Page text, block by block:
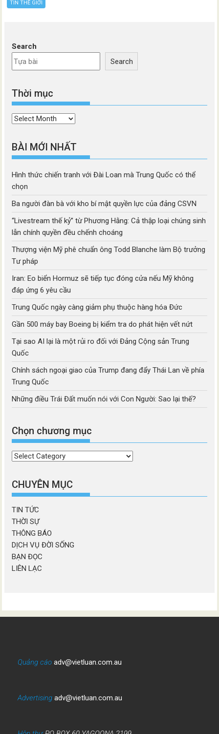
TIN THẾ GIỚI
Search
Search
Thời mục
Thời
BÀI MỚI NHẤT
Hình thức chiến tranh với Đài Loan mà Trung Quốc có thể
chọn
Ba người đàn bà với kho bí mật quyền lực của đảng CSVN
“Livestream thế kỷ” từ Phương Hằng: Cả thập loại chúng sinh
lẫn chính quyền đều chếnh choáng
Thượng viện Mỹ phê chuẩn ông Todd Blanche làm Bộ trưởng
Tư pháp
Iran: Eo biển Hormuz sẽ tiếp tục đóng cửa nếu Mỹ không
đáp ứng 6 yêu cầu
Trung Quốc ngày càng giảm phụ thuộc hàng hóa Đức
Gần 500 máy bay Boeing bị kiểm tra do phát hiện vết nứt
Tại sao AI lại là một rủi ro đối với Đảng Cộng sản Trung
Quốc
Chính sách ngoại giao của Trump đang đẩy Thái Lan về phía
Trung Quốc
Những điều Trái Đất muốn nói với Con Người: Sao lại thế?
Chọn chương mục
Chọn
mục
CHUYÊN MỤC
TIN TỨC
THỜI SỰ
THÔNG BÁO
DỊCH VỤ ĐỜI SỐNG
BẠN ĐỌC
LIÊN LẠC
Quảng cáo adv@vietluan.com.au
Advertising adv@vietluan.com.au